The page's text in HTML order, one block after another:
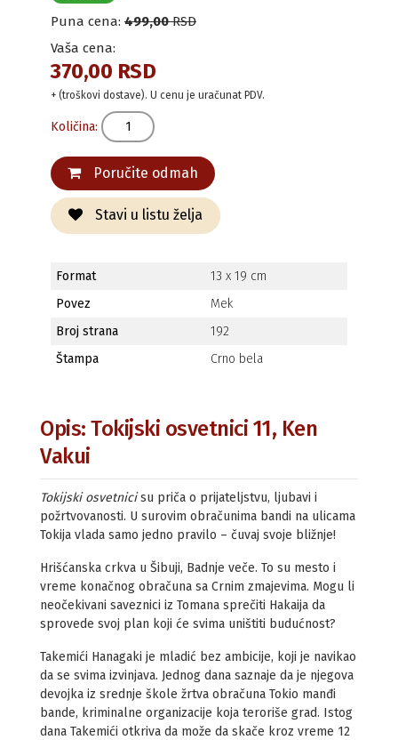
Puna cena: 499,00RSD
Vaša cena:
370,00 RSD
+ (troškovi dostave). U cenu je uračunat PDV.
Količina:
Poručite odmah
Stavi u listu želja
Format
13 x 19 cm
Povez
Mek
Broj strana
192
Štampa
Crno bela
Opis: Tokijski osvetnici 11, Ken
Vakui
Tokijski osvetnicisu priča o prijateljstvu, ljubavi i
požrtvovanosti. U surovim obračunima bandi na ulicama
Tokija vlada samo jedno pravilo – čuvaj svoje bližnje!
Hrišćanska crkva u Šibuji, Badnje veče. To su mesto i
vreme konačnog obračuna sa Crnim zmajevima. Mogu li
neočekivani saveznici iz Tomana sprečiti Hakaija da
sprovede svoj plan koji će svima uništiti budućnost?
Takemići Hanagaki je mladić bez ambicije, koji je navikao
da se svima izvinjava. Jednog dana saznaje da je njegova
devojka iz srednje škole žrtva obračuna Tokio manđi
bande, kriminalne organizacije koja teroriše grad. Istog
dana Takemići otkriva da može da skače kroz vreme 12